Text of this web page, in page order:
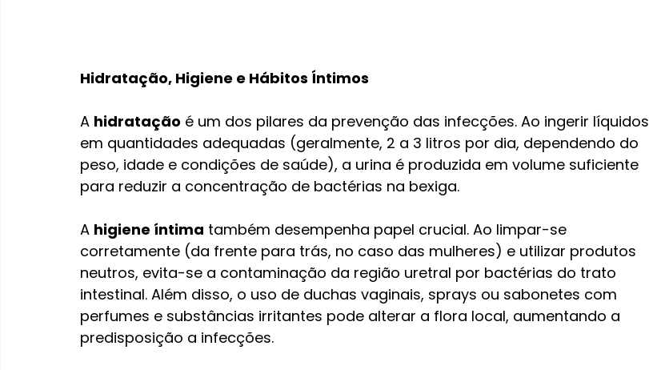
Hidratação, Higiene e Hábitos Íntimos
A hidratação é um dos pilares da prevenção das infecções. Ao ingerir líquidos
em quantidades adequadas (geralmente, 2 a 3 litros por dia, dependendo do
peso, idade e condições de saúde), a urina é produzida em volume suficiente
para reduzir a concentração de bactérias na bexiga.
A higiene íntima também desempenha papel crucial. Ao limpar-se
corretamente (da frente para trás, no caso das mulheres) e utilizar produtos
neutros, evita-se a contaminação da região uretral por bactérias do trato
intestinal. Além disso, o uso de duchas vaginais, sprays ou sabonetes com
perfumes e substâncias irritantes pode alterar a flora local, aumentando a
predisposição a infecções.